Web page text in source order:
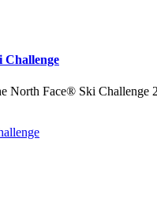
Challenge
North Face® Ski